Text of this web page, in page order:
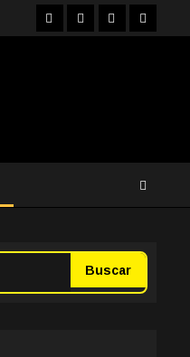
FacebookInstagram
YouTubeTwitter
Buscar